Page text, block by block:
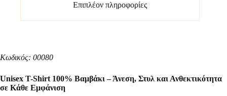
Επιπλέον πληροφορίες
Κωδικός: 00080
Unisex T-Shirt 100% Βαμβάκι – Άνεση, Στυλ και Ανθεκτικότητα
σε Κάθε Εμφάνιση